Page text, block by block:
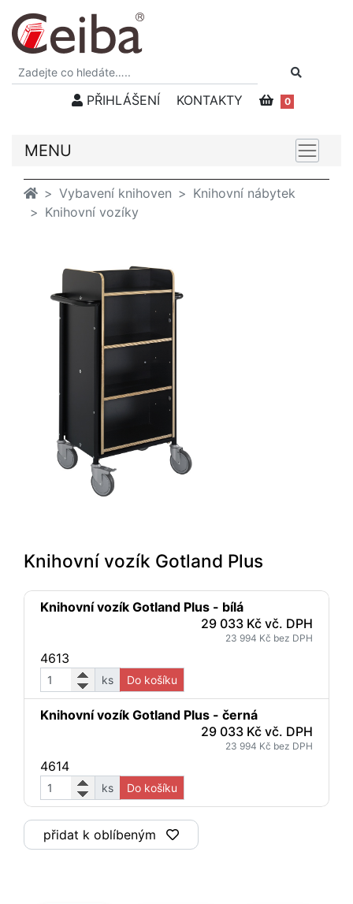
PŘIHLÁŠENÍ KONTAKTY 0
MENU
Vybavení knihoven
Knihovní nábytek
Knihovní vozíky
Knihovní vozík Gotland Plus
Knihovní vozík Gotland Plus - bílá
29 033 Kč vč. DPH
23 994 Kč bez DPH
4613
ks Do košíku
Knihovní vozík Gotland Plus - černá
29 033 Kč vč. DPH
23 994 Kč bez DPH
4614
ks Do košíku
přidat k oblíbeným